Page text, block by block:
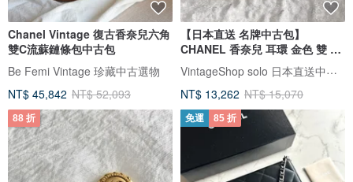
Chanel Vintage 復古香奈兒六角
雙C流蘇鏈條包中古包
Be Femi Vintage 珍藏中古選物
NT$ 45,842 NT$ 52,093
【日本直送 名牌中古包】
CHANEL 香奈兒 耳環 金色 雙 C
Logo vintage 古董 hmxj4r
VintageShop solo 日本直送中古包專賣店
NT$ 13,262 NT$ 15,070
88 折 免運 85 折